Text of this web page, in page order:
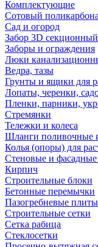
Комплектующие
Сотовый
Сад и огород
Забор 3D секционный
Заборы и ограждения
Люки
Ведра, тазы
Грунты и ящики для
Лопаты, черенки,
Пленки, парники,
Стремянки
Тележки и колеса
Шланги поливочные
Колья (опоры) для
Стеновые и
Кирпич
Строительные блоки
Бетонные перемычки
Пазогребневые
Строительные сетки
Сетка рабица
Стеклосетки